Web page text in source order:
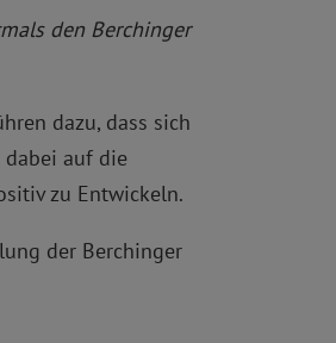
den Berchinger
dazu, dass sich
dabei auf die
zu Entwickeln.
der Berchinger